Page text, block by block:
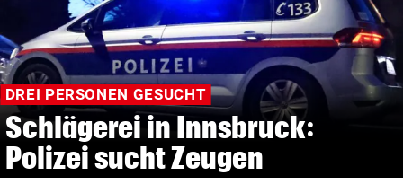
DREI PERSONEN GESUCHT
Schlägerei in Innsbruck:
Polizei sucht Zeugen